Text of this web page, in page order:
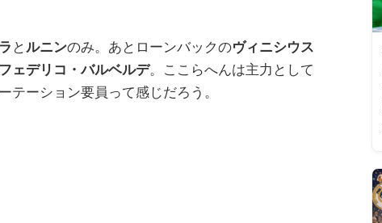
とルニンのみ。あとローンバックのヴィニシウス
フェデリコ・バルベルデ。ここらへんは主力として
テーション要員って感じだろう。